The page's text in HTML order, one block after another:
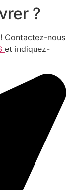
?
Contactez-nous
et indiquez-